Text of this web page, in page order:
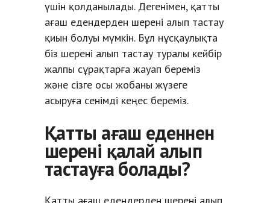
үшін қолданылады. Дегенімен, қатты
ағаш едендерден шерені алып тастау
қиын болуы мүмкін. Бұл нұсқаулықта
біз шерені алып тастау туралы кейбір
жалпы сұрақтарға жауап береміз
және сізге осы жобаны жүзеге
асыруға сенімді кеңес береміз.
Қатты ағаш еденнен
шерені қалай алып
тастауға болады?